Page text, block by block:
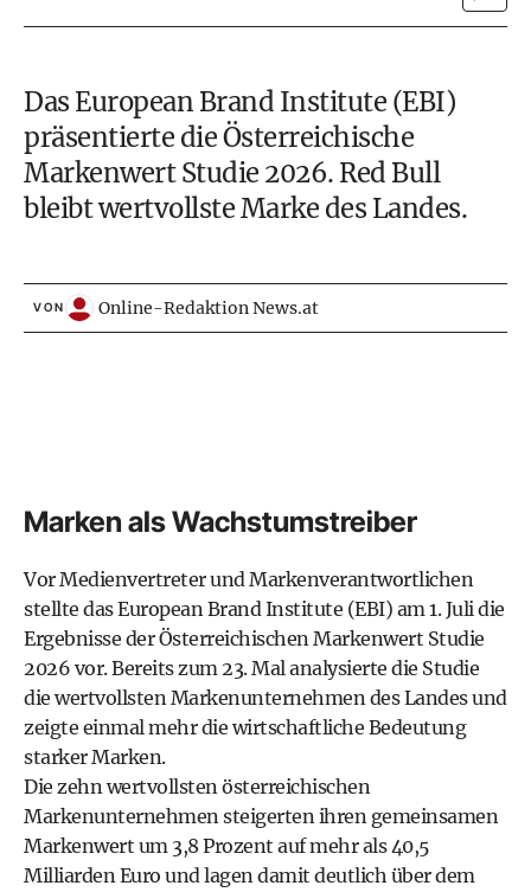
Das European Brand Institute (EBI)
präsentierte die Österreichische
Markenwert Studie 2026. Red Bull
bleibt wertvollste Marke des Landes.
VON Online-Redaktion News.at
Marken als Wachstumstreiber
Vor Medienvertreter und Markenverantwortlichen
stellte das European Brand Institute (EBI) am 1. Juli die
Ergebnisse der Österreichischen Markenwert Studie
2026 vor. Bereits zum 23. Mal analysierte die Studie
die wertvollsten Markenunternehmen des Landes und
zeigte einmal mehr die wirtschaftliche Bedeutung
starker Marken.
Die zehn wertvollsten österreichischen
Markenunternehmen steigerten ihren gemeinsamen
Markenwert um 3,8 Prozent auf mehr als 40,5
Milliarden Euro und lagen damit deutlich über dem